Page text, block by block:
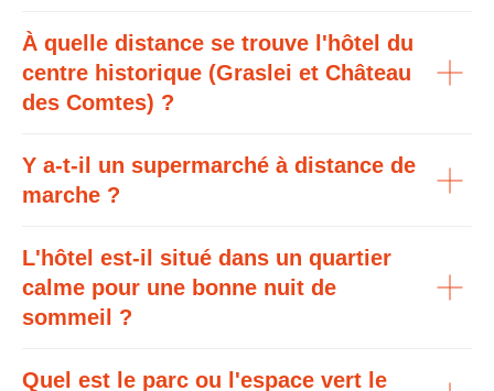
À quelle distance se trouve l'hôtel du
centre historique (Graslei et Château
des Comtes) ?
Y a-t-il un supermarché à distance de
marche ?
L'hôtel est-il situé dans un quartier
calme pour une bonne nuit de
sommeil ?
Quel est le parc ou l'espace vert le